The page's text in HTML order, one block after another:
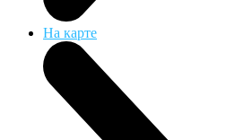
На карте